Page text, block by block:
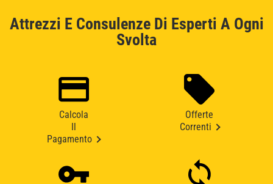
Attrezzi E Consulenze Di Esperti A Ogni
Svolta
Calcola
Pagamento
Offerte
Correnti